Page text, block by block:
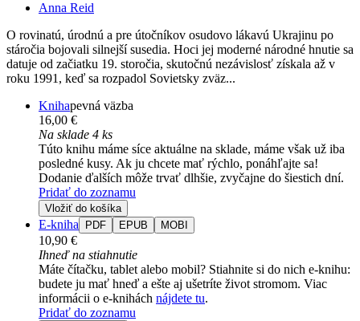
Anna Reid
O rovinatú, úrodnú a pre útočníkov osudovo lákavú Ukrajinu po
stáročia bojovali silnejší susedia. Hoci jej moderné národné hnutie sa
datuje od začiatku 19. storočia, skutočnú nezávislosť získala až v
roku 1991, keď sa rozpadol Sovietsky zväz...
Knihapevná väzba
16,00 €
Na sklade 4 ks
Túto knihu máme síce aktuálne na sklade, máme však už iba
posledné kusy. Ak ju chcete mať rýchlo, ponáhľajte sa!
Dodanie ďalších môže trvať dlhšie, zvyčajne do šiestich dní.
Pridať do zoznamu
Vložiť do košíka
E-kniha PDF EPUB MOBI
10,90 €
Ihneď na stiahnutie
Máte čítačku, tablet alebo mobil? Stiahnite si do nich e-knihu:
budete ju mať hneď a ešte aj ušetríte život stromom. Viac
informácii o e-knihách nájdete tu.
Pridať do zoznamu